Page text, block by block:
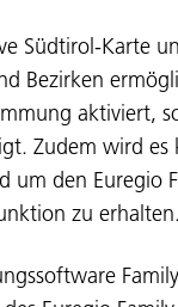
Südtirol-Karte
Bezirken
aktiviert,
Zudem wird
um den Euregio
zu erhalten.